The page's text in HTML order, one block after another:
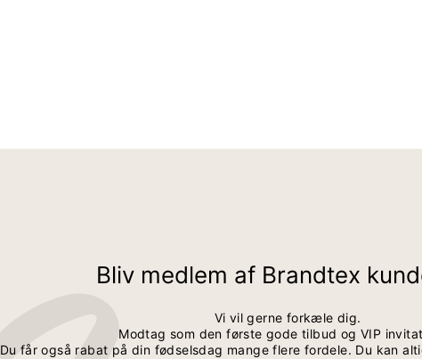
Bliv medlem af Brandtex
Vi vil gerne forkæle dig.
Modtag som den første gode tilbud og VIP
Du får også rabat på din fødselsdag mange flere fordele. Du kan